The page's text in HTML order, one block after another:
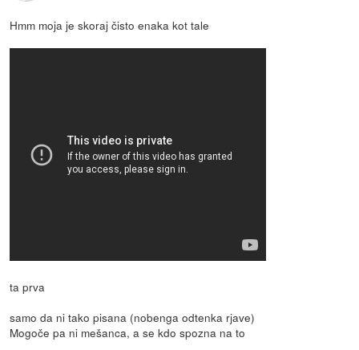
Hmm moja je skoraj čisto enaka kot tale
ta prva
samo da ni tako pisana (nobenga odtenka rjave)
Mogoče pa ni mešanca, a se kdo spozna na to